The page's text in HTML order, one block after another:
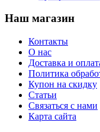
Наш магазин
Контакты
О нас
Доставка и
Политика
Купон на скидку
Статьи
Связаться с нами
Карта сайта